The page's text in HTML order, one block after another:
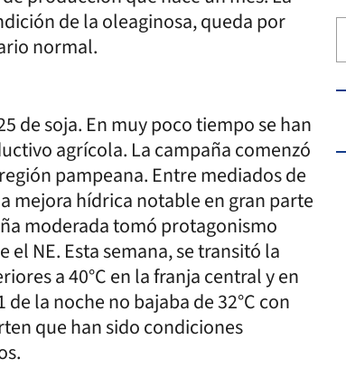
de la oleaginosa, queda por
normal.
de soja. En muy poco tiempo se han
agrícola. La campaña comenzó
pampeana. Entre mediados de
mejora hídrica notable en gran parte
moderada tomó protagonismo
NE. Esta semana, se transitó la
a 40°C en la franja central y en
la noche no bajaba de 32°C con
que han sido condiciones